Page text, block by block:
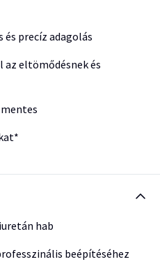
precíz adagolás
az eltömődésnek és
mentes
hab
beépítéséhez